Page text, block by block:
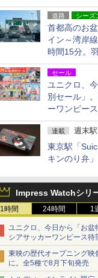
活動・復旧
道路 シーズ
首都高のお
イン～湾岸
時間15分。
「空港西出
セール
ユニクロ、
別セール」
ーワンピー
水ギアショ
連載 週末
東京駅「
キンのり弁」
Impress Watchシリ
1時間 24時間 1
ユニクロ、今日から「お盆
シアサッカーワンピース待
ショーツは1990円に
東映の歴代オープニング映
に。全5種で8月下旬発売